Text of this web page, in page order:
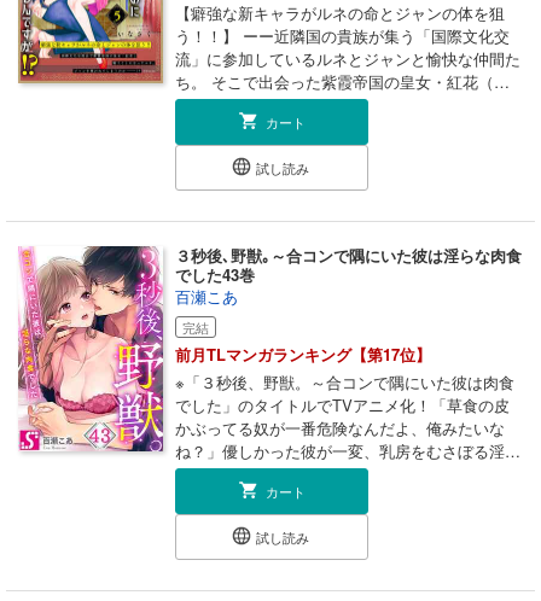
【癖強な新キャラがルネの命とジャンの体を狙
う！！】 ーー近隣国の貴族が集う「国際文化交
流」に参加しているルネとジャンと愉快な仲間た
ち。 そこで出会った紫霞帝国の皇女・紅花（フ
ォンファ）はジャンがお気に入りのようで、泥棒
猫ムーブをかまされてしまう！ どちらがジャン
にふさわしいか、紅花から“勝負”を挑まれたル
ネ。 その方法は、女同士の“拳”の戦い！？ 運命
の女神は、一体どちらに微笑むのかーー！ コミ
ックス版でしか読めない描き下ろし漫画「聖女は
いつも様子がおかしい」も収録☆ ※本作品は単話
配信しているものに、加筆修正・描き下ろしを加
えたコミックス版です。重複購入にお気をつけ下
さい。
カート
試し読み
３秒後､野獣｡～合コンで隅にいた彼は淫らな肉食
でした43巻
百瀬こあ
完結
前月TLマンガランキング【第17位】
※「３秒後、野獣。～合コンで隅にいた彼は肉食
でした」のタイトルでTVアニメ化！「草食の皮
かぶってる奴が一番危険なんだよ、俺みたいな
ね？」優しかった彼が一変、乳房をむさぼる淫ら
な野獣と化し…――大学生の紬は、草食系男子を
求め合コンに参加。なぜなら、肉食系男子にトラ
ウマがあるのだ。開始早々、部屋の隅にいる男・
要に気づく紬。女に目もくれぬ彼の物憂げな表情
に、強く惹きつけられる。「彼こそ草食系男子
だ」要の穏やかな物腰から、そう確信した紬。ど
カート
試し読み